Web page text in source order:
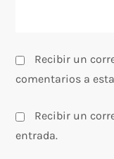
a
s
Recibir un
comentarios a
Recibir un
entrada.